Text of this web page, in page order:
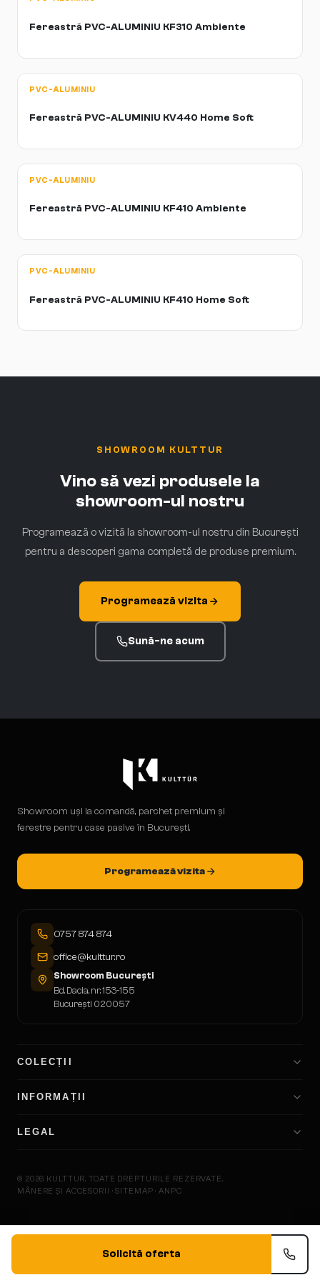
Fereastră PVC-ALUMINIU KF310 Ambiente
PVC-ALUMINIU
Fereastră PVC-ALUMINIU KV440 Home Soft
PVC-ALUMINIU
Fereastră PVC-ALUMINIU KF410 Ambiente
PVC-ALUMINIU
Fereastră PVC-ALUMINIU KF410 Home Soft
SHOWROOM KULTTUR
Vino să vezi produsele la
showroom-ul nostru
Programează o vizită la showroom-ul nostru din București
pentru a descoperi gama completă de produse premium.
Programează vizita
Sună-ne acum
Showroom uși la comandă, parchet premium și
ferestre pentru case pasive în București.
Programează vizita
0757 874 874
office@kulttur.ro
Showroom București
Bd. Dacia, nr. 153-155
București 020057
COLECȚII
INFORMAȚII
LEGAL
© 2026 KULTTUR. TOATE DREPTURILE REZERVATE.
MÂNERE ȘI ACCESORII · SITEMAP · ANPC
Solicită oferta